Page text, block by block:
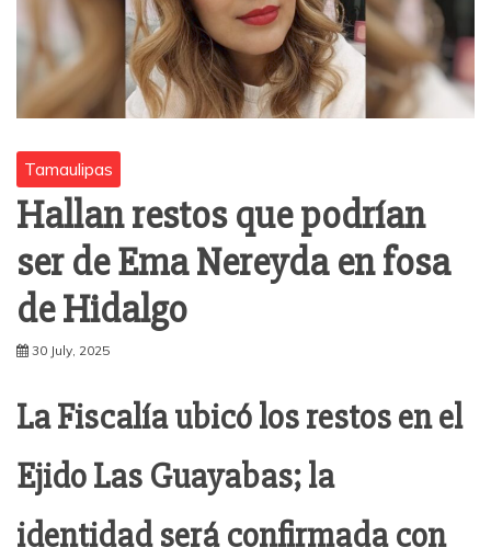
Tamaulipas
Hallan restos que podrían
ser de Ema Nereyda en fosa
de Hidalgo
30 July, 2025
La Fiscalía ubicó los restos en el
Ejido Las Guayabas; la
identidad será confirmada con